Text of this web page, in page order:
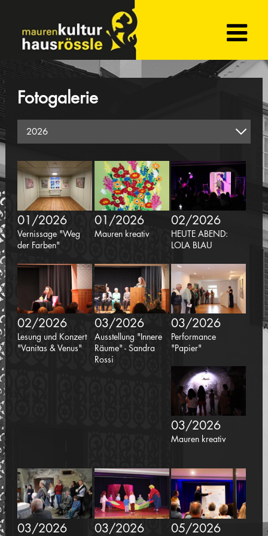
Fotogalerie
01/2026
Vernissage "Weg
der Farben"
01/2026
Mauren kreativ
02/2026
HEUTE ABEND:
LOLA BLAU
02/2026
Lesung und Konzert
"Vanitas & Venus"
03/2026
Ausstellung "Innere
Räume" - Sandra
Rossi
03/2026
Performance
"Papier"
03/2026
Mauren kreativ
03/2026 03/2026 05/2026